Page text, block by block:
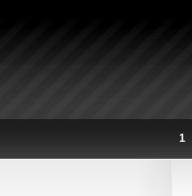
1